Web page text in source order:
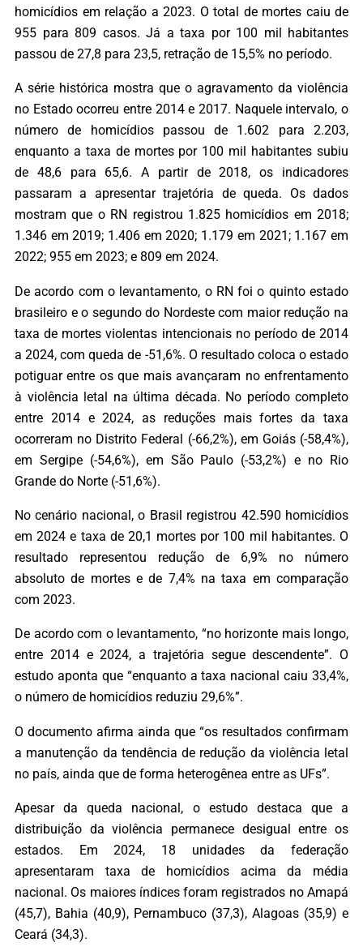
homicídios em relação a 2023. O total de mortes caiu de
955 para 809 casos. Já a taxa por 100 mil habitantes
passou de 27,8 para 23,5, retração de 15,5% no período.
A série histórica mostra que o agravamento da violência
no Estado ocorreu entre 2014 e 2017. Naquele intervalo, o
número de homicídios passou de 1.602 para 2.203,
enquanto a taxa de mortes por 100 mil habitantes subiu
de 48,6 para 65,6. A partir de 2018, os indicadores
passaram a apresentar trajetória de queda. Os dados
mostram que o RN registrou 1.825 homicídios em 2018;
1.346 em 2019; 1.406 em 2020; 1.179 em 2021; 1.167 em
2022; 955 em 2023; e 809 em 2024.
De acordo com o levantamento, o RN foi o quinto estado
brasileiro e o segundo do Nordeste com maior redução na
taxa de mortes violentas intencionais no período de 2014
a 2024, com queda de -51,6%. O resultado coloca o estado
potiguar entre os que mais avançaram no enfrentamento
à violência letal na última década. No período completo
entre 2014 e 2024, as reduções mais fortes da taxa
ocorreram no Distrito Federal (-66,2%), em Goiás (-58,4%),
em Sergipe (-54,6%), em São Paulo (-53,2%) e no Rio
Grande do Norte (-51,6%).
No cenário nacional, o Brasil registrou 42.590 homicídios
em 2024 e taxa de 20,1 mortes por 100 mil habitantes. O
resultado representou redução de 6,9% no número
absoluto de mortes e de 7,4% na taxa em comparação
com 2023.
De acordo com o levantamento, “no horizonte mais longo,
entre 2014 e 2024, a trajetória segue descendente”. O
estudo aponta que “enquanto a taxa nacional caiu 33,4%,
o número de homicídios reduziu 29,6%”.
O documento afirma ainda que “os resultados confirmam
a manutenção da tendência de redução da violência letal
no país, ainda que de forma heterogênea entre as UFs”.
Apesar da queda nacional, o estudo destaca que a
distribuição da violência permanece desigual entre os
estados. Em 2024, 18 unidades da federação
apresentaram taxa de homicídios acima da média
nacional. Os maiores índices foram registrados no Amapá
(45,7), Bahia (40,9), Pernambuco (37,3), Alagoas (35,9) e
Ceará (34,3).